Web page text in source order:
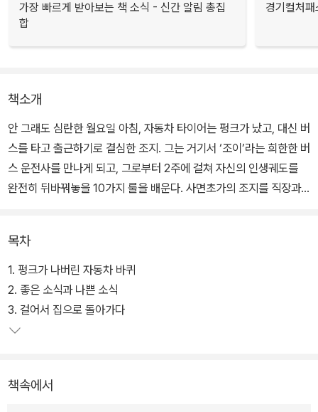
가장 빠르게 받아보는 책 소식 - 신간 알림 총집
합
경기컬처
책소개
안 그래도 심란한 월요일 아침, 자동차 타이어는 펑크가 났고, 대신 버
스를 타고 출근하기로 결심한 조지. 그는 거기서 ‘조이’라는 희한한 버
스 운전사를 만나게 되고, 그로부터 2주에 걸쳐 자신의 인생궤도를
완전히 뒤바꿔놓을 10가지 룰을 배운다. 사면초가의 조지를 직장과
전 세계를 놀라게 한 감동 스토리 《에너지 버스》가 50만 부 돌파 특
별판으로 새 옷을 입고 다시 찾아왔다. ‘에너지 뱀파이어’들이 득시글
한 세상에서 나의 에너지를 지키고 내가 원하는 삶을 살고자 하는 독
자들로부터 큰 사랑을 받았던 바로 그 책이다. 사는 게 재미도 없고,
의미도 없고, 활기도 에너지도 모두 잃어버렸다면, 쉬어도 쉰 것 같지
목차
1. 펑크가 나버린 자동차 바퀴
2. 좋은 소식과 나쁜 소식
3. 걸어서 집으로 돌아가다
책속에서